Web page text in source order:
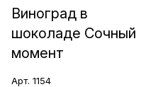
Виноград в
шоколаде Сочный
момент
Арт. 1154